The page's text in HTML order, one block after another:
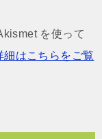
を使って
細はこちらをご覧